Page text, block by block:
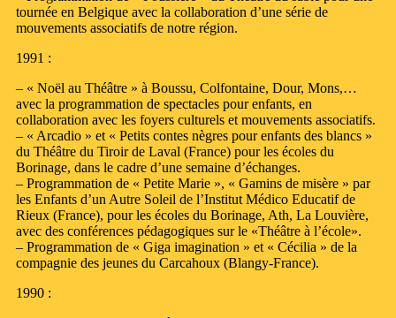
tournée en Belgique avec la collaboration d’une série de
mouvements associatifs de notre région.
1991 :
– « Noël au Théâtre » à Boussu, Colfontaine, Dour, Mons,…
avec la programmation de spectacles pour enfants, en
collaboration avec les foyers culturels et mouvements associatifs.
– « Arcadio » et « Petits contes nègres pour enfants des blancs »
du Théâtre du Tiroir de Laval (France) pour les écoles du
Borinage, dans le cadre d’une semaine d’échanges.
– Programmation de « Petite Marie », « Gamins de misère » par
les Enfants d’un Autre Soleil de l’Institut Médico Educatif de
Rieux (France), pour les écoles du Borinage, Ath, La Louvière,
avec des conférences pédagogiques sur le «Théâtre à l’école».
– Programmation de « Giga imagination » et « Cécilia » de la
compagnie des jeunes du Carcahoux (Blangy-France).
1990 :